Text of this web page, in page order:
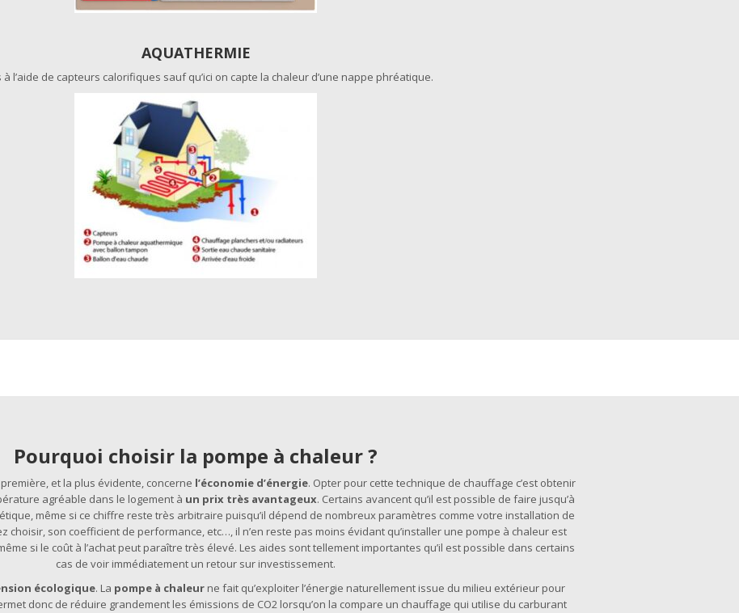
AQUATHERMIE
l’aide de capteurs calorifiques sauf qu’ici on capte la chaleur d’une nappe phréatique.
Pourquoi choisir la pompe à chaleur ?
et la plus évidente, concerne l’économie d’énergie. Opter pour cette technique de chauffage c’est obtenir
agréable dans le logement à un prix très avantageux. Certains avancent qu’il est possible de faire jusqu’à
même si ce chiffre reste très arbitraire puisqu’il dépend de nombreux paramètres comme votre installation de
choisir, son coefficient de performance, etc…, il n’en reste pas moins évidant qu’installer une pompe à chaleur est
si le coût à l’achat peut paraître très élevé. Les aides sont tellement importantes qu’il est possible dans certains
cas de voir immédiatement un retour sur investissement.
écologique. La pompe à chaleur ne fait qu’exploiter l’énergie naturellement issue du milieu extérieur pour
donc de réduire grandement les émissions de CO2 lorsqu’on la compare un chauffage qui utilise du carburant